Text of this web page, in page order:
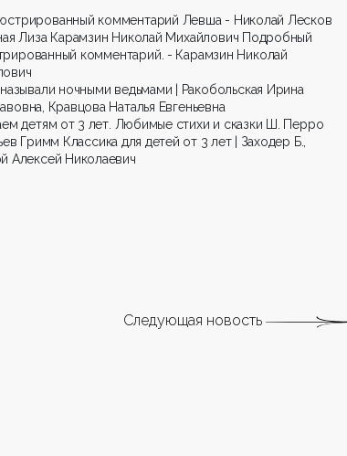
комментарий Левша - Николай Лесков
Лиза Карамзин Николай Михайлович Подробный
комментарий. - Карамзин Николай
ночными ведьмами | Ракобольская Ирина
Кравцова Наталья Евгеньевна
детям от 3 лет. Любимые стихи и сказки Ш. Перро
Гримм Классика для детей от 3 лет | Заходер Б.,
Алексей Николаевич
Следующая новость